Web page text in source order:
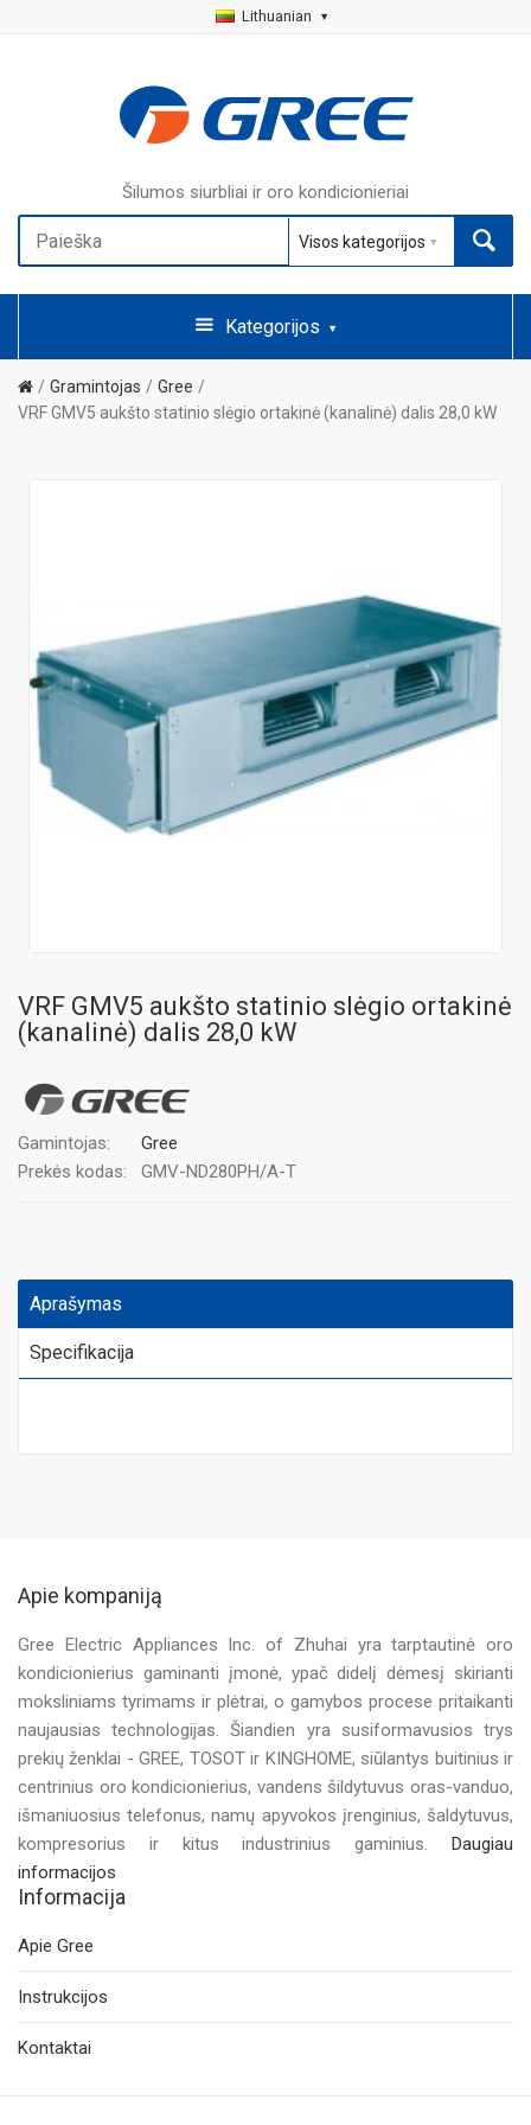
Lithuanian
Šilumos siurbliai ir oro kondicionieriai
Kategorijos
Gramintojas
Gree
VRF GMV5 aukšto statinio slėgio ortakinė (kanalinė) dalis 28,0 kW
VRF GMV5 aukšto statinio slėgio ortakinė
(kanalinė) dalis 28,0 kW
Gamintojas:
Gree
Prekės kodas:
GMV-ND280PH/A-T
Aprašymas
Specifikacija
Apie kompaniją
Gree Electric Appliances Inc. of Zhuhai yra tarptautinė oro
kondicionierius gaminanti įmonė, ypač didelį dėmesį skirianti
moksliniams tyrimams ir plėtrai, o gamybos procese pritaikanti
naujausias technologijas. Šiandien yra susiformavusios trys
prekių ženklai - GREE, TOSOT ir KINGHOME, siūlantys buitinius ir
centrinius oro kondicionierius, vandens šildytuvus oras-vanduo,
išmaniuosius telefonus, namų apyvokos įrenginius, šaldytuvus,
kompresorius ir kitus industrinius gaminius. Daugiau
informacijos
Informacija
Apie Gree
Instrukcijos
Kontaktai